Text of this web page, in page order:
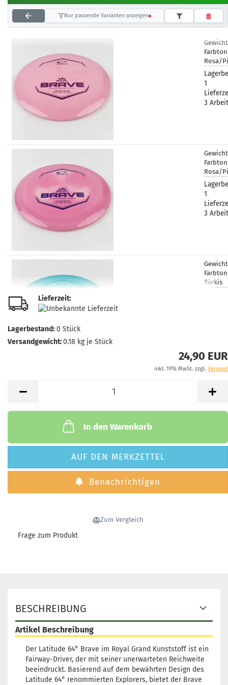
Nur passende Varianten anzeigen
Rosa/
1
3
Rosa/
1
3
Türkis
1
3
Lieferzeit:
Lagerbestand: 0 Stück
Versandgewicht:0.18 kg je Stück
24,90 EUR
inkl. 19% MwSt. zzgl. Versand
In den Warenkorb
AUF DEN MERKZETTEL
Benachrichtigen
Zum Vergleich
Frage zum Produkt
BESCHREIBUNG
Artikel Beschreibung
Der Latitude 64° Brave im Royal Grand Kunststoff ist ein
Fairway-Driver, der mit seiner unerwarteten Reichweite
beeindruckt. Basierend auf dem bewährten Design des
Latitude 64° renommierten Explorers, bietet der Brave